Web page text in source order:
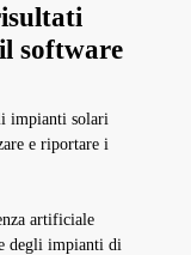
software
impianti solari
e riportare i
artificiale
degli impianti di